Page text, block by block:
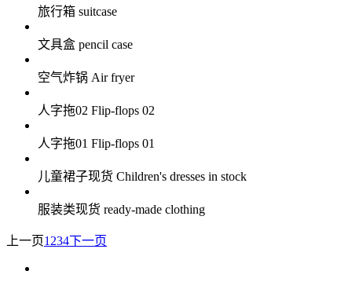
旅行箱 suitcase
文具盒 pencil case
空气炸锅 Air fryer
人字拖02 Flip-flops 02
人字拖01 Flip-flops 01
儿童裙子现货 Children's dresses in stock
服装类现货 ready-made clothing
上一页1 234下一页